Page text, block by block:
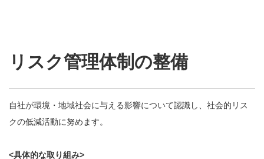
リスク管理体制の整備
自社が環境・地域社会に与える影響について認識し、社会的リス
クの低減活動に努めます。
<具体的な取り組み>